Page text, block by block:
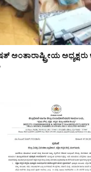
ಅಧ್ಯಕ್ಷರು